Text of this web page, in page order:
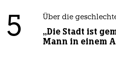
5 Über die
„Die Stadt ist
Mann in einem